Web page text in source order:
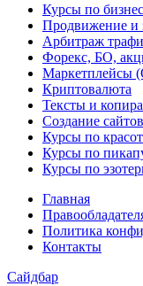
Курсы по
Продвижение и
Арбитраж
Форекс, БО,
Маркетплейсы
Криптовалюта
Тексты и
Создание сайтов
Курсы по
Курсы по
Курсы по
Главная
Политика
Контакты
Сайдбар